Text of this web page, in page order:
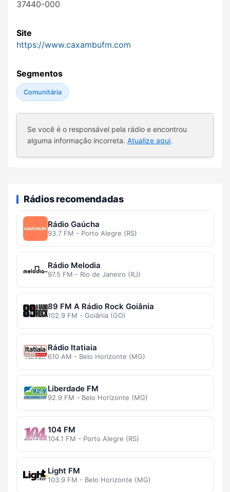
37440-000
Site
https://www.caxambufm.com
Segmentos
Comunitária
Se você é o responsável pela rádio e encontrou
alguma informação incorreta. Atualize aqui.
Rádios recomendadas
Rádio Gaúcha
93.7 FM - Porto Alegre (RS)
Rádio Melodia
97.5 FM - Rio de Janeiro (RJ)
89 FM A Rádio Rock Goiânia
102.9 FM - Goiânia (GO)
Rádio Itatiaia
610 AM - Belo Horizonte (MG)
Liberdade FM
92.9 FM - Belo Horizonte (MG)
104 FM
104.1 FM - Porto Alegre (RS)
Light FM
103.9 FM - Belo Horizonte (MG)